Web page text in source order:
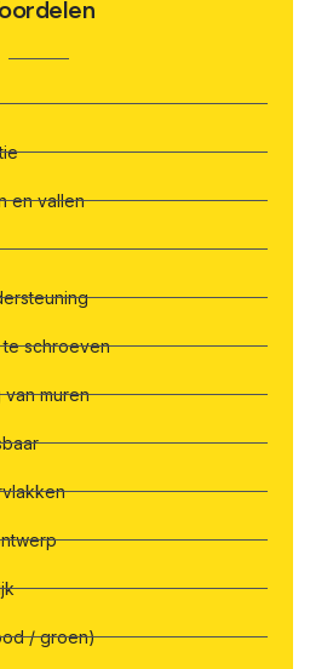
en vallen
schroeven
muren
/ groen)